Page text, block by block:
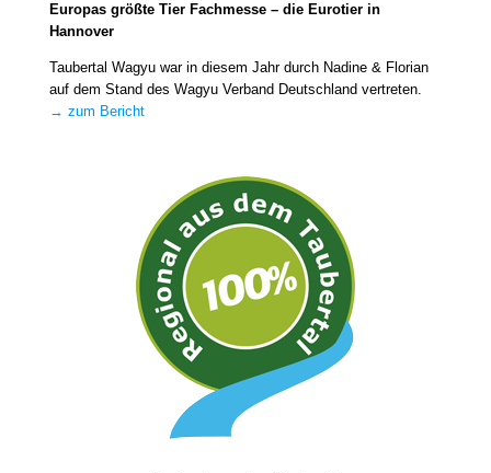
Europas größte Tier Fachmesse – die Eurotier in
Hannover
Taubertal Wagyu war in diesem Jahr durch Nadine & Florian
auf dem Stand des Wagyu Verband Deutschland vertreten.
→ zum Bericht